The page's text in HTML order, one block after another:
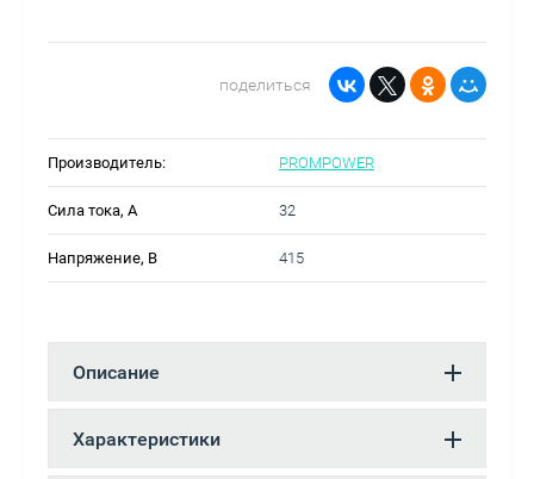
поделиться
Производитель: PROMPOWER
Сила тока, А 32
Напряжение, В 415
Описание
Характеристики